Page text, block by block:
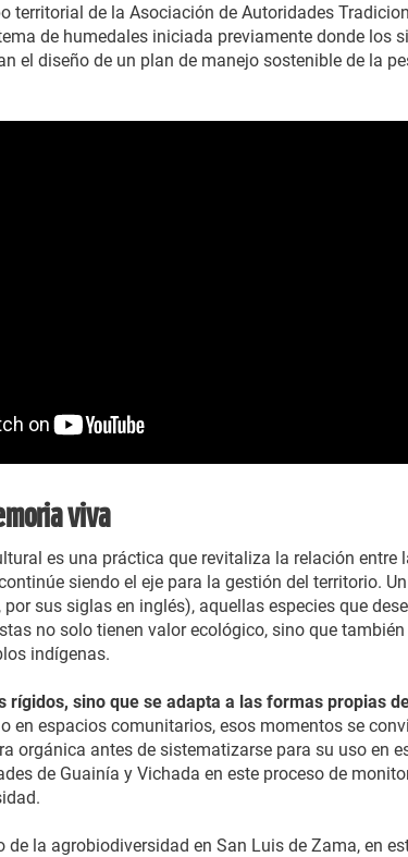
territorial de la Asociación de Autoridades
de humedales iniciada previamente donde los
el diseño de un plan de manejo sostenible de la
viva
es una práctica que revitaliza la relación entre
siendo el eje para la gestión del territorio.
sus siglas en inglés), aquellas especies que
no solo tienen valor ecológico, sino que
indígenas.
sino que se adapta a las formas propias
en espacios comunitarios, esos momentos se
orgánica antes de sistematizarse para su uso en
de Guainía y Vichada en este proceso de
la agrobiodiversidad en San Luis de Zama, en